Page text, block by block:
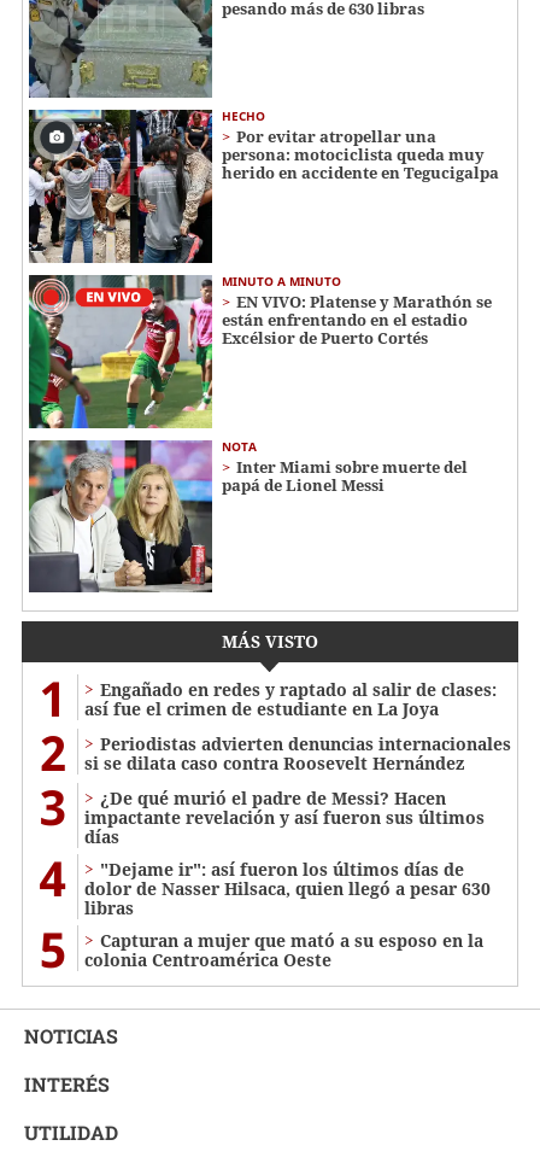
pesando más de 630 libras
HECHO
Por evitar atropellar una
persona: motociclista queda muy
herido en accidente en Tegucigalpa
MINUTO A MINUTO
EN VIVO: Platense y Marathón se
están enfrentando en el estadio
Excélsior de Puerto Cortés
NOTA
Inter Miami sobre muerte del
papá de Lionel Messi
MÁS VISTO
1
Engañado en redes y raptado al salir de clases:
así fue el crimen de estudiante en La Joya
2
Periodistas advierten denuncias internacionales
si se dilata caso contra Roosevelt Hernández
3
¿De qué murió el padre de Messi? Hacen
impactante revelación y así fueron sus últimos
días
4
"Dejame ir": así fueron los últimos días de
dolor de Nasser Hilsaca, quien llegó a pesar 630
libras
5
Capturan a mujer que mató a su esposo en la
colonia Centroamérica Oeste
NOTICIAS
INTERÉS
UTILIDAD